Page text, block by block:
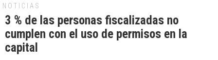
NOTICIAS
3 % de las personas fiscalizadas no
cumplen con el uso de permisos en la
capital